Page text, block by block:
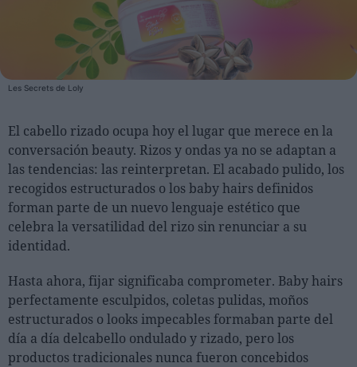
Moda y Lujo
Lanzamientos
Cosmética
Perfumería
Salud
Lujo
Eventos
Agenda de actividades
Ferias sectoriales
Formaciones destacadas
Les Secrets de Loly
El cabello rizado ocupa hoy el lugar que merece en la
conversación beauty. Rizos y ondas ya no se adaptan a
las tendencias: las reinterpretan. El acabado pulido, los
recogidos estructurados o los baby hairs definidos
forman parte de un nuevo lenguaje estético que
celebra la versatilidad del rizo sin renunciar a su
identidad.
Hasta ahora, fijar significaba comprometer. Baby hairs
perfectamente esculpidos, coletas pulidas, moños
estructurados o looks impecables formaban parte del
día a día delcabello ondulado y rizado, pero los
productos tradicionales nunca fueron concebidos